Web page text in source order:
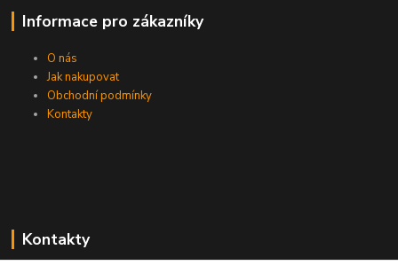
Informace pro zákazníky
O nás
Jak nakupovat
Obchodní podmínky
Kontakty
Kontakty